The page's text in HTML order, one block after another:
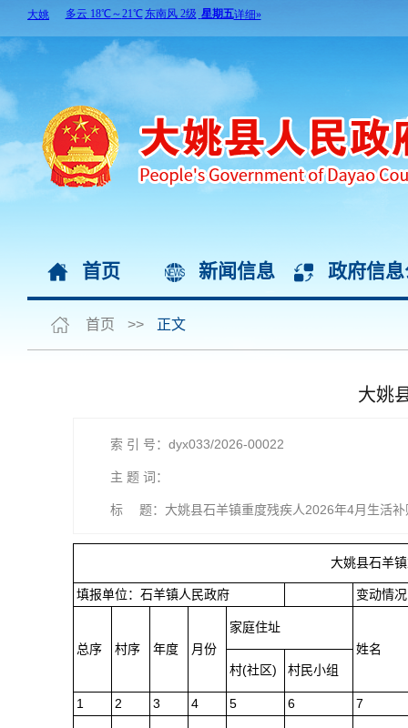
首页 新闻信息 政府信
首页 >> 正文
大姚
索 引 号：dyx033/2026-00022
主 题 词：
标 题：大姚县石羊镇重度残疾人2026年4月生活补
大姚县石羊
填报单位：石羊镇人民政府 变动情
总序 村序 年度 月份
家庭住址
姓名
村(社区)
村民小组
1 2 3 4 5 6 7